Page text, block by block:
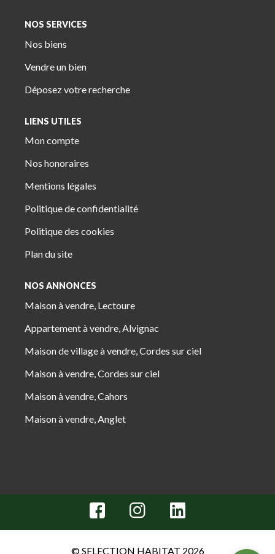
NOS SERVICES
Nos biens
Vendre un bien
Déposez votre recherche
LIENS UTILES
Mon compte
Nos honoraires
Mentions légales
Politique de confidentialité
Politique des cookies
Plan du site
NOS ANNONCES
Maison à vendre, Lectoure
Appartement à vendre, Alvignac
Maison de village à vendre, Cordes sur ciel
Maison à vendre, Cordes sur ciel
Maison à vendre, Cahors
Maison à vendre, Anglet
© SELECTION HABITAT 2026